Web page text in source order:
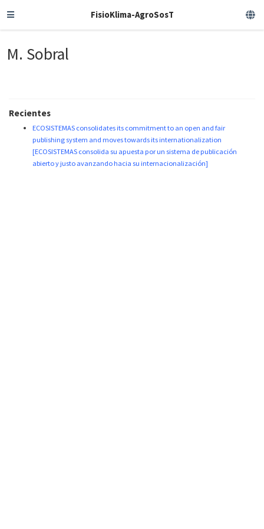
FisioKlima-AgroSosT
M. Sobral
Recientes
ECOSISTEMAS consolidates its commitment to an open and fair
publishing system and moves towards its internationalization
[ECOSISTEMAS consolida su apuesta por un sistema de publicación
abierto y justo avanzando hacia su internacionalización]